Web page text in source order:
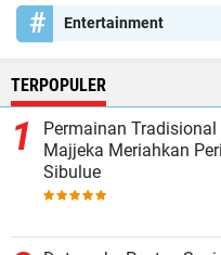
Entertainment
TERPOPULER
Permainan
Majjeka Meriahkan
Sibulue